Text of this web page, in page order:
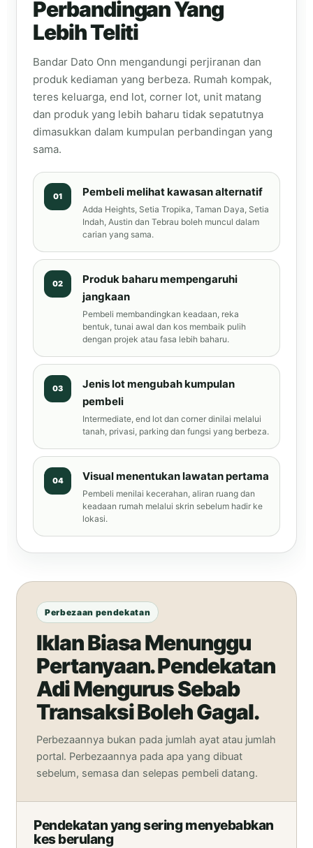
Perbandingan Yang
Lebih Teliti
Bandar Dato Onn mengandungi perjiranan dan
produk kediaman yang berbeza. Rumah kompak,
teres keluarga, end lot, corner lot, unit matang
dan produk yang lebih baharu tidak sepatutnya
dimasukkan dalam kumpulan perbandingan yang
sama.
01 Pembeli melihat kawasan alternatif
Adda Heights, Setia Tropika, Taman Daya, Setia
Indah, Austin dan Tebrau boleh muncul dalam
carian yang sama.
02
Produk baharu mempengaruhi
jangkaan
Pembeli membandingkan keadaan, reka
bentuk, tunai awal dan kos membaik pulih
dengan projek atau fasa lebih baharu.
03
Jenis lot mengubah kumpulan
pembeli
Intermediate, end lot dan corner dinilai melalui
tanah, privasi, parking dan fungsi yang berbeza.
04 Visual menentukan lawatan pertama
Pembeli menilai kecerahan, aliran ruang dan
keadaan rumah melalui skrin sebelum hadir ke
lokasi.
Perbezaan pendekatan
Iklan Biasa Menunggu
Pertanyaan. Pendekatan
Adi Mengurus Sebab
Transaksi Boleh Gagal.
Perbezaannya bukan pada jumlah ayat atau jumlah
portal. Perbezaannya pada apa yang dibuat
sebelum, semasa dan selepas pembeli datang.
Pendekatan yang sering menyebabkan
kes berulang